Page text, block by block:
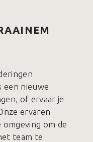
een nieuwe
of ervaar je
ervaren
om de
team te